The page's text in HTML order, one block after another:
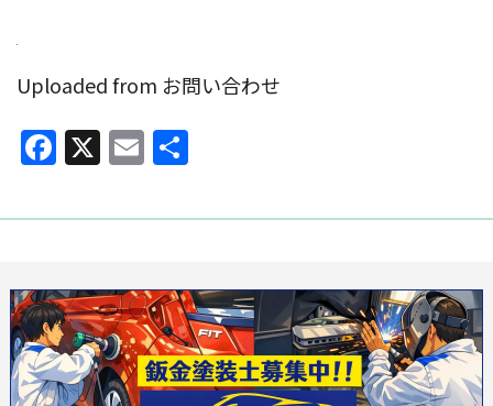
Uploaded from お問い合わせ
Facebook
X Email